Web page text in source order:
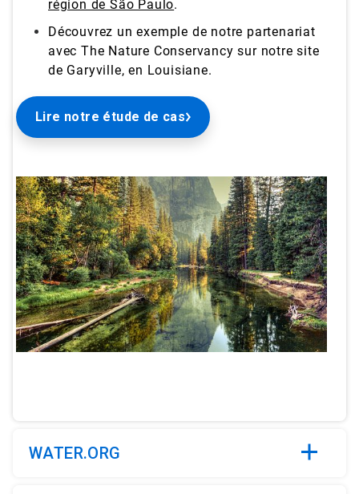
région de São Paulo.
Découvrez un exemple de notre partenariat
avec The Nature Conservancy sur notre site
de Garyville, en Louisiane.
Lire notre étude de cas
WATER.ORG